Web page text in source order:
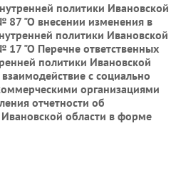
политики Ивановской
87 "О внесении изменения в
политики Ивановской
17 "О Перечне ответственных
политики Ивановской
с социально
организациями
отчетности об
области в форме